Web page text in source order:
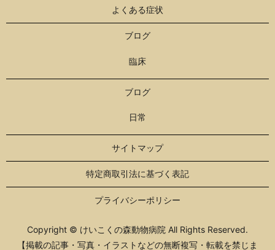
よくある症状
ブログ
臨床
ブログ
日常
サイトマップ
特定商取引法に基づく表記
プライバシーポリシー
Copyright © けいこくの森動物病院 All Rights Reserved.
【掲載の記事・写真・イラストなどの無断複写・転載を禁じま